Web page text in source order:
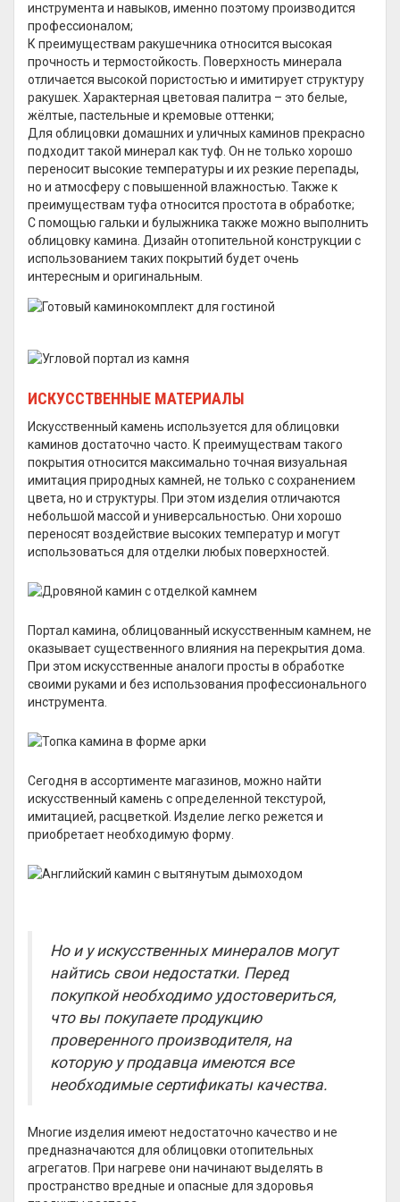
инструмента и навыков, именно поэтому производится
профессионалом;
К преимуществам ракушечника относится высокая
прочность и термостойкость. Поверхность минерала
отличается высокой пористостью и имитирует структуру
ракушек. Характерная цветовая палитра – это белые,
жёлтые, пастельные и кремовые оттенки;
Для облицовки домашних и уличных каминов прекрасно
подходит такой минерал как туф. Он не только хорошо
переносит высокие температуры и их резкие перепады,
но и атмосферу с повышенной влажностью. Также к
преимуществам туфа относится простота в обработке;
С помощью гальки и булыжника также можно выполнить
облицовку камина. Дизайн отопительной конструкции с
использованием таких покрытий будет очень
интересным и оригинальным.
ИСКУССТВЕННЫЕ МАТЕРИАЛЫ
Искусственный камень используется для облицовки
каминов достаточно часто. К преимуществам такого
покрытия относится максимально точная визуальная
имитация природных камней, не только с сохранением
цвета, но и структуры. При этом изделия отличаются
небольшой массой и универсальностью. Они хорошо
переносят воздействие высоких температур и могут
использоваться для отделки любых поверхностей.
Портал камина, облицованный искусственным камнем, не
оказывает существенного влияния на перекрытия дома.
При этом искусственные аналоги просты в обработке
своими руками и без использования профессионального
инструмента.
Сегодня в ассортименте магазинов, можно найти
искусственный камень с определенной текстурой,
имитацией, расцветкой. Изделие легко режется и
приобретает необходимую форму.
Но и у искусственных минералов могут
найтись свои недостатки. Перед
покупкой необходимо удостовериться,
что вы покупаете продукцию
проверенного производителя, на
которую у продавца имеются все
необходимые сертификаты качества.
Многие изделия имеют недостаточно качество и не
предназначаются для облицовки отопительных
агрегатов. При нагреве они начинают выделять в
пространство вредные и опасные для здоровья